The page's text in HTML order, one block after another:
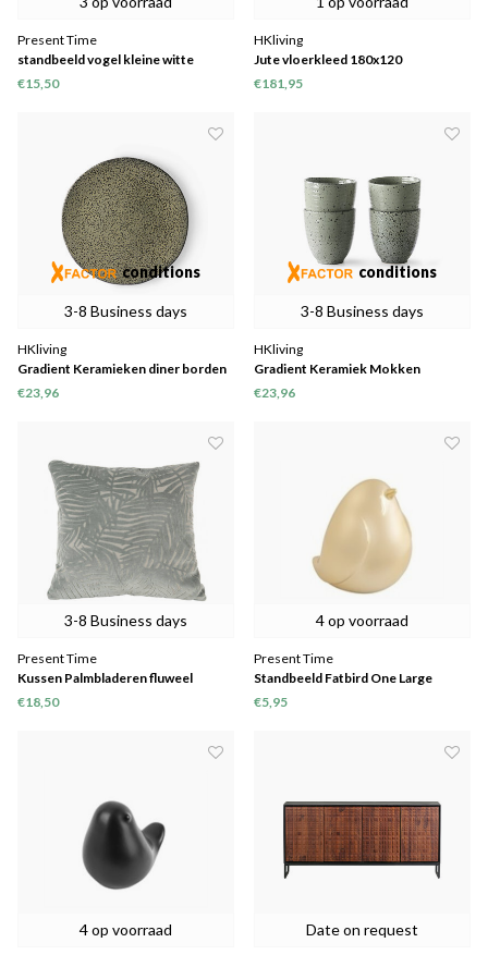
Present Time
standbeeld vogel kleine witte
strepen
€15,50
HKliving
Jute vloerkleed 180x120
€181,95
3-8 Business days
conditions
HKliving
Gradient Keramieken diner borden
ø 29 cm
€23,96
3-8 Business days
conditions
HKliving
Gradient Keramiek Mokken
€23,96
3-8 Business days
Present Time
Kussen Palmbladeren fluweel
€18,50
4 op voorraad
Present Time
Standbeeld Fatbird One Large
€5,95
4 op voorraad Date on request